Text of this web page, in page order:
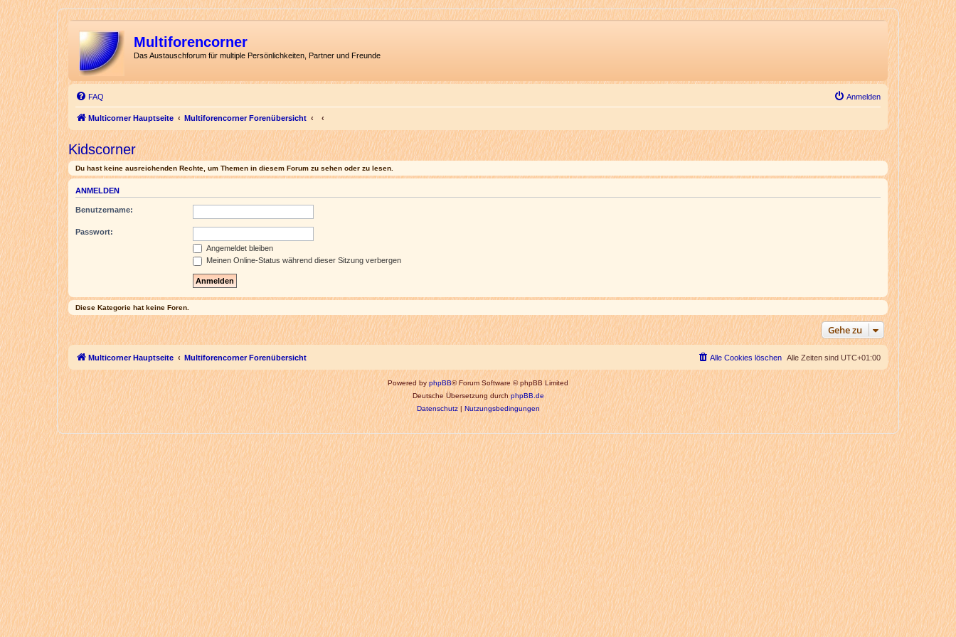
Multiforencorner
Das Austauschforum für multiple Persönlichkeiten, Partner und Freunde
FAQ Anmelden
Multicorner Hauptseite Multiforencorner Forenübersicht
Kidscorner
Du hast keine ausreichenden Rechte, um Themen in diesem Forum zu sehen oder zu lesen.
ANMELDEN
Benutzername:
Passwort:
Angemeldet bleiben
Meinen Online-Status während dieser Sitzung verbergen
Diese Kategorie hat keine Foren.
Gehe zu
Multicorner Hauptseite Multiforencorner Forenübersicht Alle Zeiten sind UTC+01:00
Alle Cookies löschen
Powered byphpBB® Forum Software © phpBB Limited
Deutsche Übersetzung durchphpBB.de
Datenschutz|Nutzungsbedingungen